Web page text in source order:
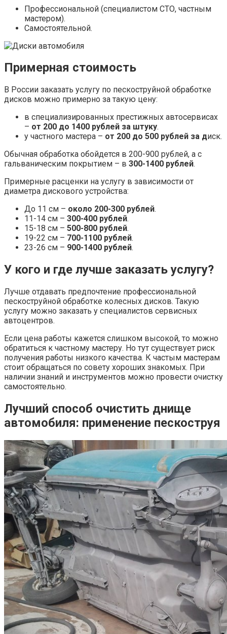
Профессиональной (специалистом СТО, частным
мастером).
Самостоятельной.
Примерная стоимость
В России заказать услугу по пескоструйной обработке
дисков можно примерно за такую цену:
в специализированных престижных автосервисах
– от 200 до 1400 рублей за штуку.
у частного мастера – от 200 до 500 рублей за диск.
Обычная обработка обойдется в 200-900 рублей, а с
гальваническим покрытием – в 300-1400 рублей.
Примерные расценки на услугу в зависимости от
диаметра дискового устройства:
До 11 см – около 200-300 рублей.
11-14 см – 300-400 рублей.
15-18 см – 500-800 рублей.
19-22 см – 700-1100 рублей.
23-26 см – 900-1400 рублей.
У кого и где лучше заказать услугу?
Лучше отдавать предпочтение профессиональной
пескоструйной обработке колесных дисков. Такую
услугу можно заказать у специалистов сервисных
автоцентров.
Если цена работы кажется слишком высокой, то можно
обратиться к частному мастеру. Но тут существует риск
получения работы низкого качества. К частым мастерам
стоит обращаться по совету хороших знакомых. При
наличии знаний и инструментов можно провести очистку
самостоятельно.
Лучший способ очистить днище
автомобиля: применение пескоструя